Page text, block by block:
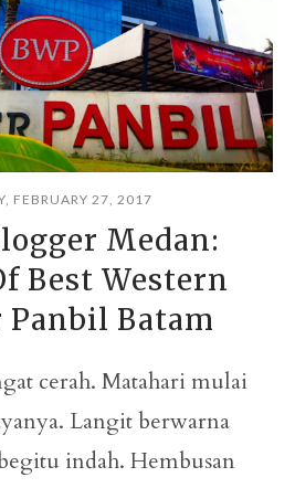
FEBRUARY 27, 2017
Medan:
Best Western
Panbil Batam
cerah. Matahari mulai
Langit berwarna
indah. Hembusan